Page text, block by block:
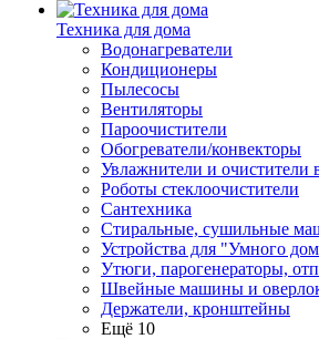
Техника для дома
Водонагреватели
Кондиционеры
Пылесосы
Вентиляторы
Пароочистители
Обогреватели/конвекторы
Увлажнители и очистители
Роботы стеклоочистители
Сантехника
Стиральные, сушильные
Устройства для "Умного
Утюги, парогенераторы,
Швейные машины и
Держатели, кронштейны
Ещё 10